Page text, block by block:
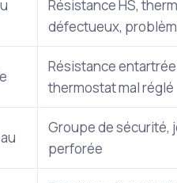
Résistance HS,
défectueux,
Résistance
thermostat mal réglé
Groupe de sécurité,
perforée